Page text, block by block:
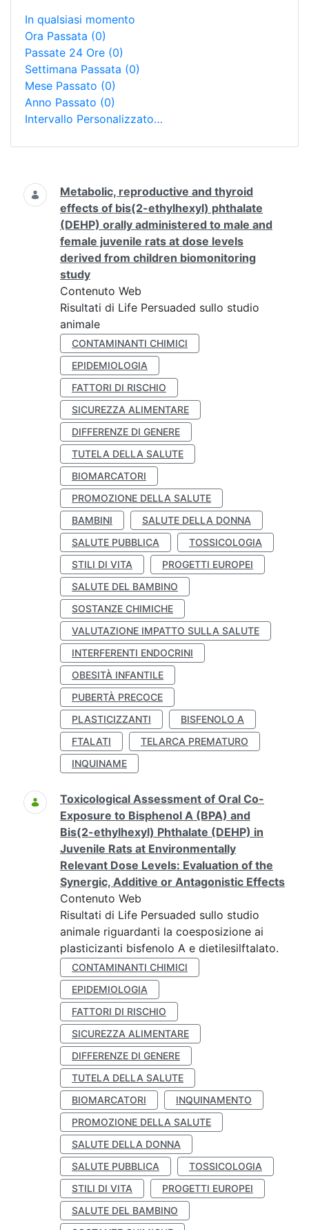
In qualsiasi momento
Ora Passata (0)
Passate 24 Ore (0)
Settimana Passata (0)
Mese Passato (0)
Anno Passato (0)
Intervallo Personalizzato…
Ricerca
Metabolic, reproductive and thyroid
effects of bis(2-ethylhexyl) phthalate
(DEHP) orally administered to male and
female juvenile rats at dose levels
derived from children biomonitoring
study
Contenuto Web
Risultati di Life Persuaded sullo studio
animale
CONTAMINANTI CHIMICI
EPIDEMIOLOGIA
FATTORI DI RISCHIO
SICUREZZA ALIMENTARE
DIFFERENZE DI GENERE
TUTELA DELLA SALUTE
BIOMARCATORI
PROMOZIONE DELLA SALUTE
BAMBINI
SALUTE DELLA DONNA
SALUTE PUBBLICA
TOSSICOLOGIA
STILI DI VITA
PROGETTI EUROPEI
SALUTE DEL BAMBINO
SOSTANZE CHIMICHE
VALUTAZIONE IMPATTO SULLA SALUTE
INTERFERENTI ENDOCRINI
OBESITÀ INFANTILE
PUBERTÀ PRECOCE
PLASTICIZZANTI
BISFENOLO A
FTALATI
TELARCA PREMATURO
INQUINAME
Toxicological Assessment of Oral Co-
Exposure to Bisphenol A (BPA) and
Bis(2-ethylhexyl) Phthalate (DEHP) in
Juvenile Rats at Environmentally
Relevant Dose Levels: Evaluation of the
Synergic, Additive or Antagonistic Effects
Contenuto Web
Risultati di Life Persuaded sullo studio
animale riguardanti la coesposizione ai
plasticizanti bisfenolo A e dietilesilftalato.
CONTAMINANTI CHIMICI
EPIDEMIOLOGIA
FATTORI DI RISCHIO
SICUREZZA ALIMENTARE
DIFFERENZE DI GENERE
TUTELA DELLA SALUTE
BIOMARCATORI
INQUINAMENTO
PROMOZIONE DELLA SALUTE
SALUTE DELLA DONNA
SALUTE PUBBLICA
TOSSICOLOGIA
STILI DI VITA
PROGETTI EUROPEI
SALUTE DEL BAMBINO